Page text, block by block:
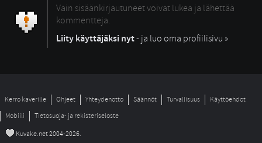
Vain sisäänkirjautuneet voivat lukea ja lähettää
kommentteja.
Liity käyttäjäksi nyt- ja luo oma profiilisivu »
Kerro kaverille Ohjeet Yhteydenotto Säännöt Turvallisuus
Käyttöehdot
Mobiili
Tietosuoja- ja rekisteriseloste
© Kuvake.net 2004-2026.